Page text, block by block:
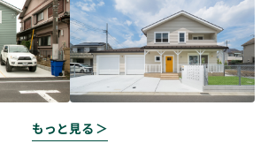
もっと見る ＞